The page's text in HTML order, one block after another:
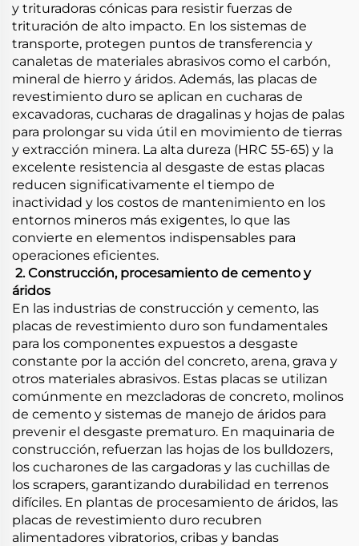
y trituradoras cónicas para resistir fuerzas de
trituración de alto impacto. En los sistemas de
transporte, protegen puntos de transferencia y
canaletas de materiales abrasivos como el carbón,
mineral de hierro y áridos. Además, las placas de
revestimiento duro se aplican en cucharas de
excavadoras, cucharas de dragalinas y hojas de palas
para prolongar su vida útil en movimiento de tierras
y extracción minera. La alta dureza (HRC 55-65) y la
excelente resistencia al desgaste de estas placas
reducen significativamente el tiempo de
inactividad y los costos de mantenimiento en los
entornos mineros más exigentes, lo que las
convierte en elementos indispensables para
operaciones eficientes.
2. Construcción, procesamiento de cemento y
áridos
En las industrias de construcción y cemento, las
placas de revestimiento duro son fundamentales
para los componentes expuestos a desgaste
constante por la acción del concreto, arena, grava y
otros materiales abrasivos. Estas placas se utilizan
comúnmente en mezcladoras de concreto, molinos
de cemento y sistemas de manejo de áridos para
prevenir el desgaste prematuro. En maquinaria de
construcción, refuerzan las hojas de los bulldozers,
los cucharones de las cargadoras y las cuchillas de
los scrapers, garantizando durabilidad en terrenos
difíciles. En plantas de procesamiento de áridos, las
placas de revestimiento duro recubren
alimentadores vibratorios, cribas y bandas